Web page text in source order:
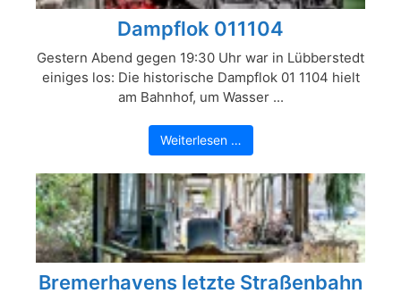
Dampflok 011104
Gestern Abend gegen 19:30 Uhr war in Lübberstedt
einiges los: Die historische Dampflok 01 1104 hielt
am Bahnhof, um Wasser ...
Weiterlesen …
Bremerhavens letzte Straßenbahn